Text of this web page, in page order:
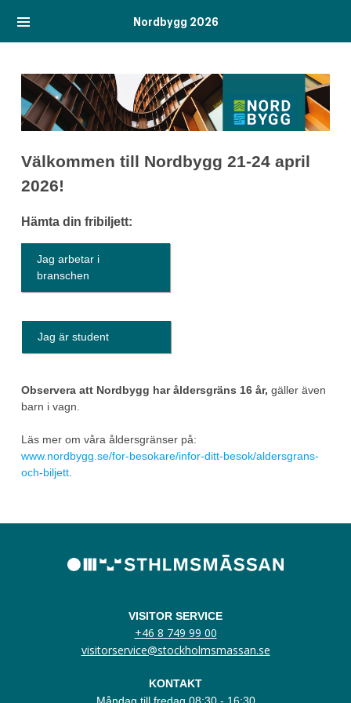
Nordbygg 2026
Välkommen till Nordbygg 21-24 april
2026!
Hämta din fribiljett:
Jag arbetar i
branschen
Jag är student
Observera att Nordbygg har åldersgräns 16 år, gäller även
barn i vagn.
Läs mer om våra åldersgränser på:
www.nordbygg.se/for-besokare/infor-ditt-besok/aldersgrans-
och-biljett.
VISITOR SERVICE
+46 8 749 99 00
visitorservice@stockholmsmassan.se
KONTAKT